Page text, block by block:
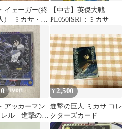
イェーガー(終
) ミカサ・ア
ン SR ユニオ
ナ
【中古】英傑大戦
PL050[SR]：ミカサ
アッカーマン
レル 進撃の巨
¥2,500
進撃の巨人 ミカサ コレ
クターズカード